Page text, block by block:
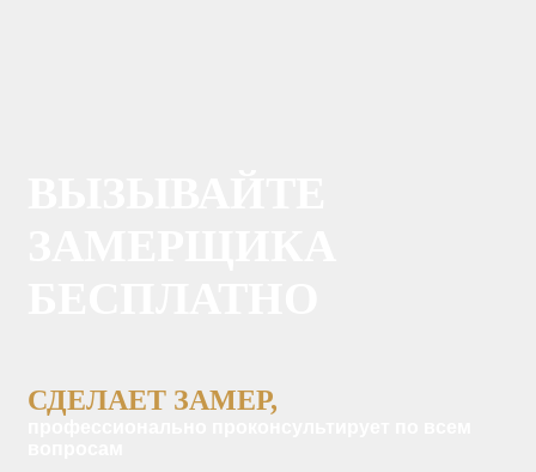
СДЕЛАЕТ ЗАМЕР,